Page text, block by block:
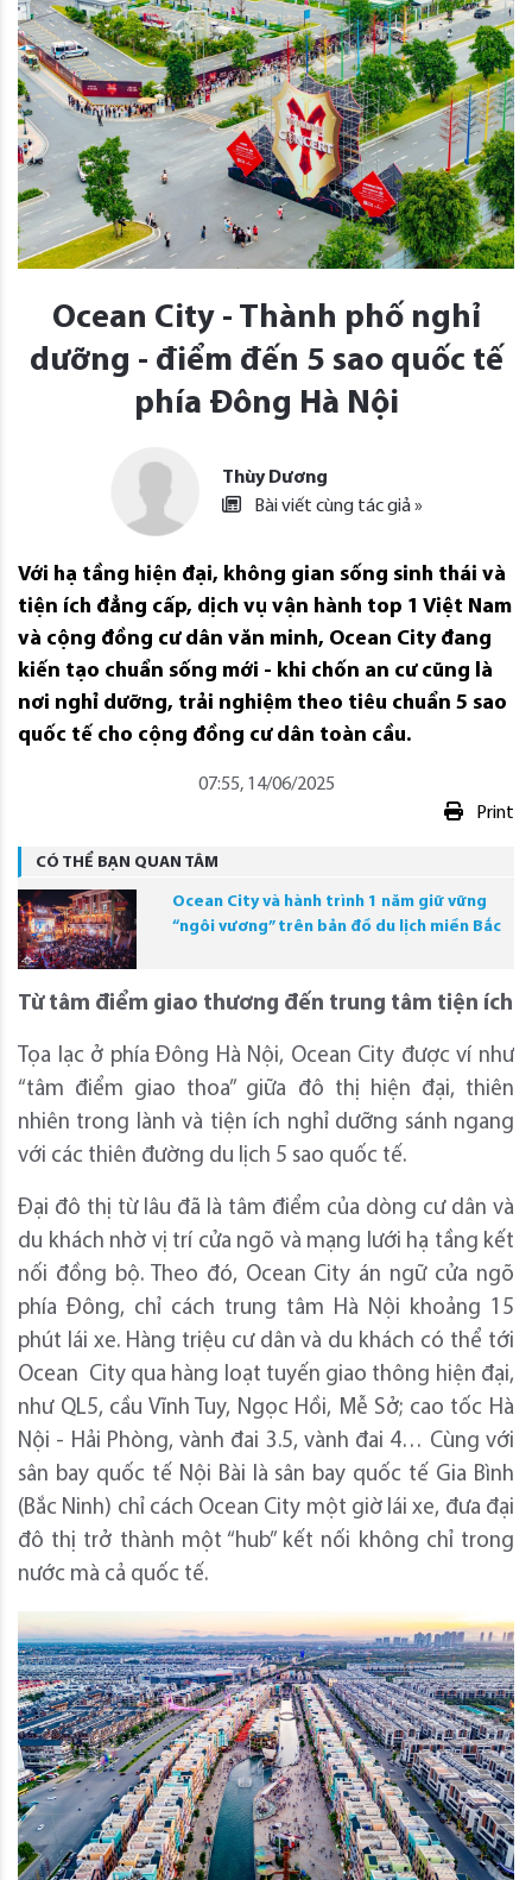
Ocean City - Thành phố nghỉ
dưỡng - điểm đến 5 sao quốc tế
phía Đông Hà Nội
Thùy Dương
Bài viết cùng tác giả »
Với hạ tầng hiện đại, không gian sống sinh thái và
tiện ích đẳng cấp, dịch vụ vận hành top 1 Việt Nam
và cộng đồng cư dân văn minh, Ocean City đang
kiến tạo chuẩn sống mới - khi chốn an cư cũng là
nơi nghỉ dưỡng, trải nghiệm theo tiêu chuẩn 5 sao
quốc tế cho cộng đồng cư dân toàn cầu.
07:55, 14/06/2025
Print
CÓ THỂ BẠN QUAN TÂM
Ocean City và hành trình 1 năm giữ vững
“ngôi vương” trên bản đồ du lịch miền Bắc
Từ tâm điểm giao thương đến trung tâm tiện ích
Tọa lạc ở phía Đông Hà Nội, Ocean City được ví như
“tâm điểm giao thoa” giữa đô thị hiện đại, thiên
nhiên trong lành và tiện ích nghỉ dưỡng sánh ngang
với các thiên đường du lịch 5 sao quốc tế.
Đại đô thị từ lâu đã là tâm điểm của dòng cư dân và
du khách nhờ vị trí cửa ngõ và mạng lưới hạ tầng kết
nối đồng bộ. Theo đó, Ocean City án ngữ cửa ngõ
phía Đông, chỉ cách trung tâm Hà Nội khoảng 15
phút lái xe. Hàng triệu cư dân và du khách có thể tới
Ocean City qua hàng loạt tuyến giao thông hiện đại,
như QL5, cầu Vĩnh Tuy, Ngọc Hồi, Mễ Sở; cao tốc Hà
Nội - Hải Phòng, vành đai 3.5, vành đai 4… Cùng với
sân bay quốc tế Nội Bài là sân bay quốc tế Gia Bình
(Bắc Ninh) chỉ cách Ocean City một giờ lái xe, đưa đại
đô thị trở thành một “hub” kết nối không chỉ trong
nước mà cả quốc tế.